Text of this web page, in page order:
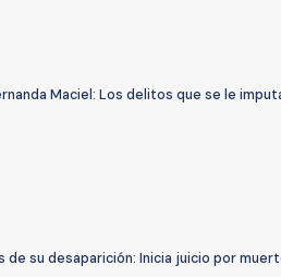
Maciel: Los delitos que se le
de su desaparición: Inicia juicio por